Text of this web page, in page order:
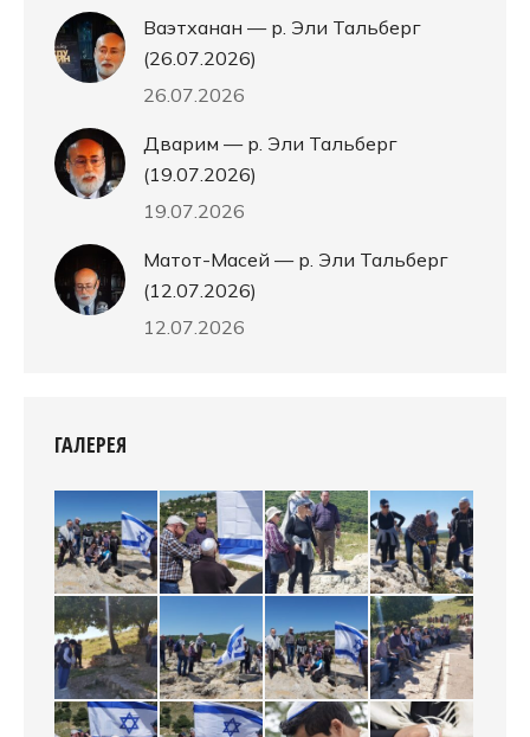
Ваэтханан — р. Эли Тальберг
(26.07.2026)
26.07.2026
Дварим — р. Эли Тальберг
(19.07.2026)
19.07.2026
Матот-Масей — р. Эли Тальберг
(12.07.2026)
12.07.2026
ГАЛЕРЕЯ